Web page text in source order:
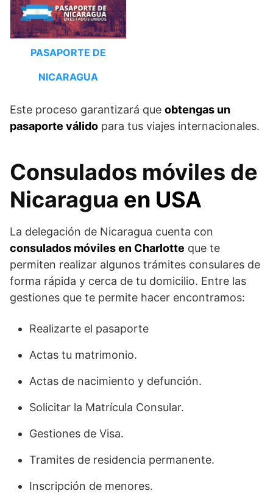
PASAPORTE DE
NICARAGUA
Este proceso garantizará que obtengas un
pasaporte válido para tus viajes internacionales.
Consulados móviles de
Nicaragua en USA
La delegación de Nicaragua cuenta con
consulados móviles en Charlotte que te
permiten realizar algunos trámites consulares de
forma rápida y cerca de tu domicilio. Entre las
gestiones que te permite hacer encontramos:
Realizarte el pasaporte
Actas tu matrimonio.
Actas de nacimiento y defunción.
Solicitar la Matrícula Consular.
Gestiones de Visa.
Tramites de residencia permanente.
Inscripción de menores.